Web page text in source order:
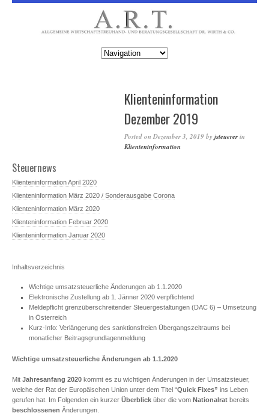
Klienteninformation
Dezember 2019
Posted on Dezember 3, 2019 by jsteuererin
Klienteninformation
Steuernews
Klienteninformation April 2020
Klienteninformation März 2020 / Sonderausgabe Corona
Klienteninformation März 2020
Klienteninformation Februar 2020
Klienteninformation Januar 2020
Inhaltsverzeichnis
Wichtige umsatzsteuerliche Änderungen ab 1.1.2020
Elektronische Zustellung ab 1. Jänner 2020 verpflichtend
Meldepflicht grenzüberschreitender Steuergestaltungen (DAC 6) – Umsetzung
in Österreich
Kurz-Info: Verlängerung des sanktionsfreien Übergangszeitraums bei
monatlicher Beitragsgrundlagenmeldung
Wichtige umsatzsteuerliche Änderungen ab 1.1.2020
Mit Jahresanfang 2020 kommt es zu wichtigen Änderungen in der Umsatzsteuer,
welche der Rat der Europäischen Union unter dem Titel “Quick Fixes” ins Leben
gerufen hat. Im Folgenden ein kurzer Überblick über die vom Nationalrat bereits
beschlossenen Änderungen.